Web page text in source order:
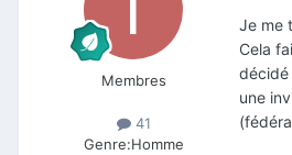
Membres
41
Genre:Homme
Je me
Cela
décidé
une